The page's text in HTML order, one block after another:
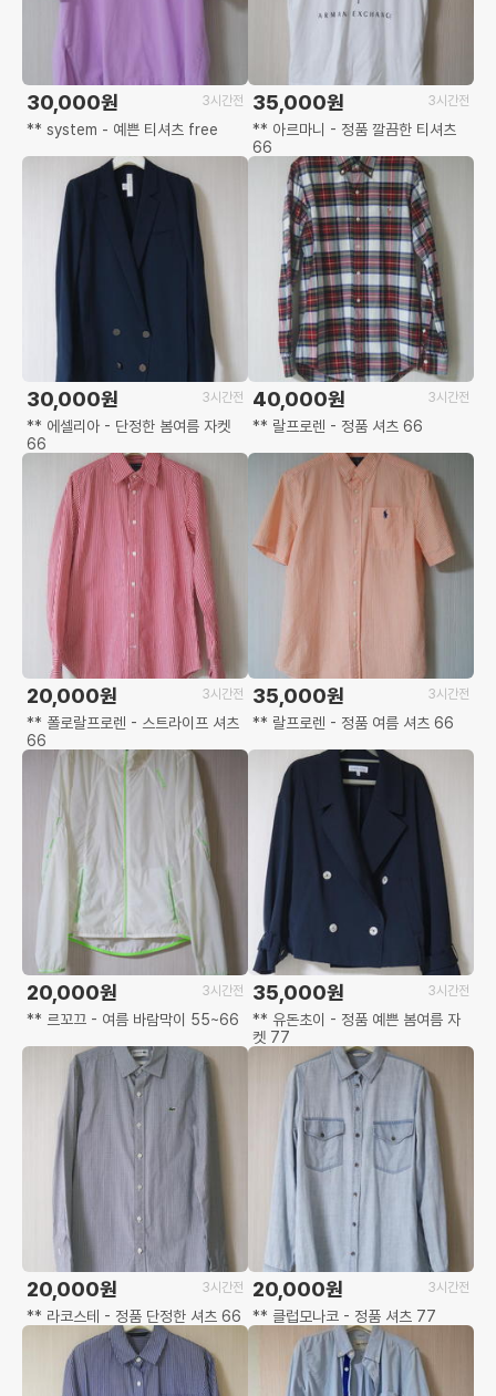
3시간전
30,000원
** system - 예쁜 티셔츠 free
3시간전
35,000원
** 아르마니 - 정품 깔끔한 티셔츠
66
3시간전
30,000원
** 에셀리아 - 단정한 봄여름 자켓
66
3시간전
40,000원
** 랄프로렌 - 정품 셔츠 66
3시간전
20,000원
** 폴로랄프로렌 - 스트라이프 셔츠
66
3시간전
35,000원
** 랄프로렌 - 정품 여름 셔츠 66
3시간전
20,000원
** 르꼬끄 - 여름 바람막이 55~66
3시간전
35,000원
** 유돈초이 - 정품 예쁜 봄여름 자
켓 77
3시간전
20,000원
** 라코스테 - 정품 단정한 셔츠 66
3시간전
20,000원
** 클럽모나코 - 정품 셔츠 77